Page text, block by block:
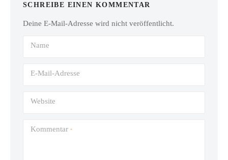
SCHREIBE EINEN KOMMENTAR
Deine E-Mail-Adresse wird nicht veröffentlicht.
Name
E-Mail-Adresse
Website
Kommentar *